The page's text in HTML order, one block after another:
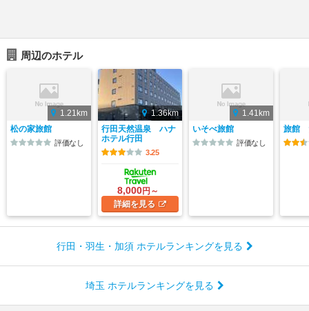
周辺のホテル
1.21km
松の家旅館
評価なし
1.36km
行田天然温泉 ハナ
ホテル行田
3.25
8,000円～
詳細を見る
1.41km
いそべ旅館
評価なし
旅館
行田・羽生・加須 ホテルランキングを見る
埼玉 ホテルランキングを見る